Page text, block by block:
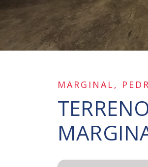
MARGINAL,